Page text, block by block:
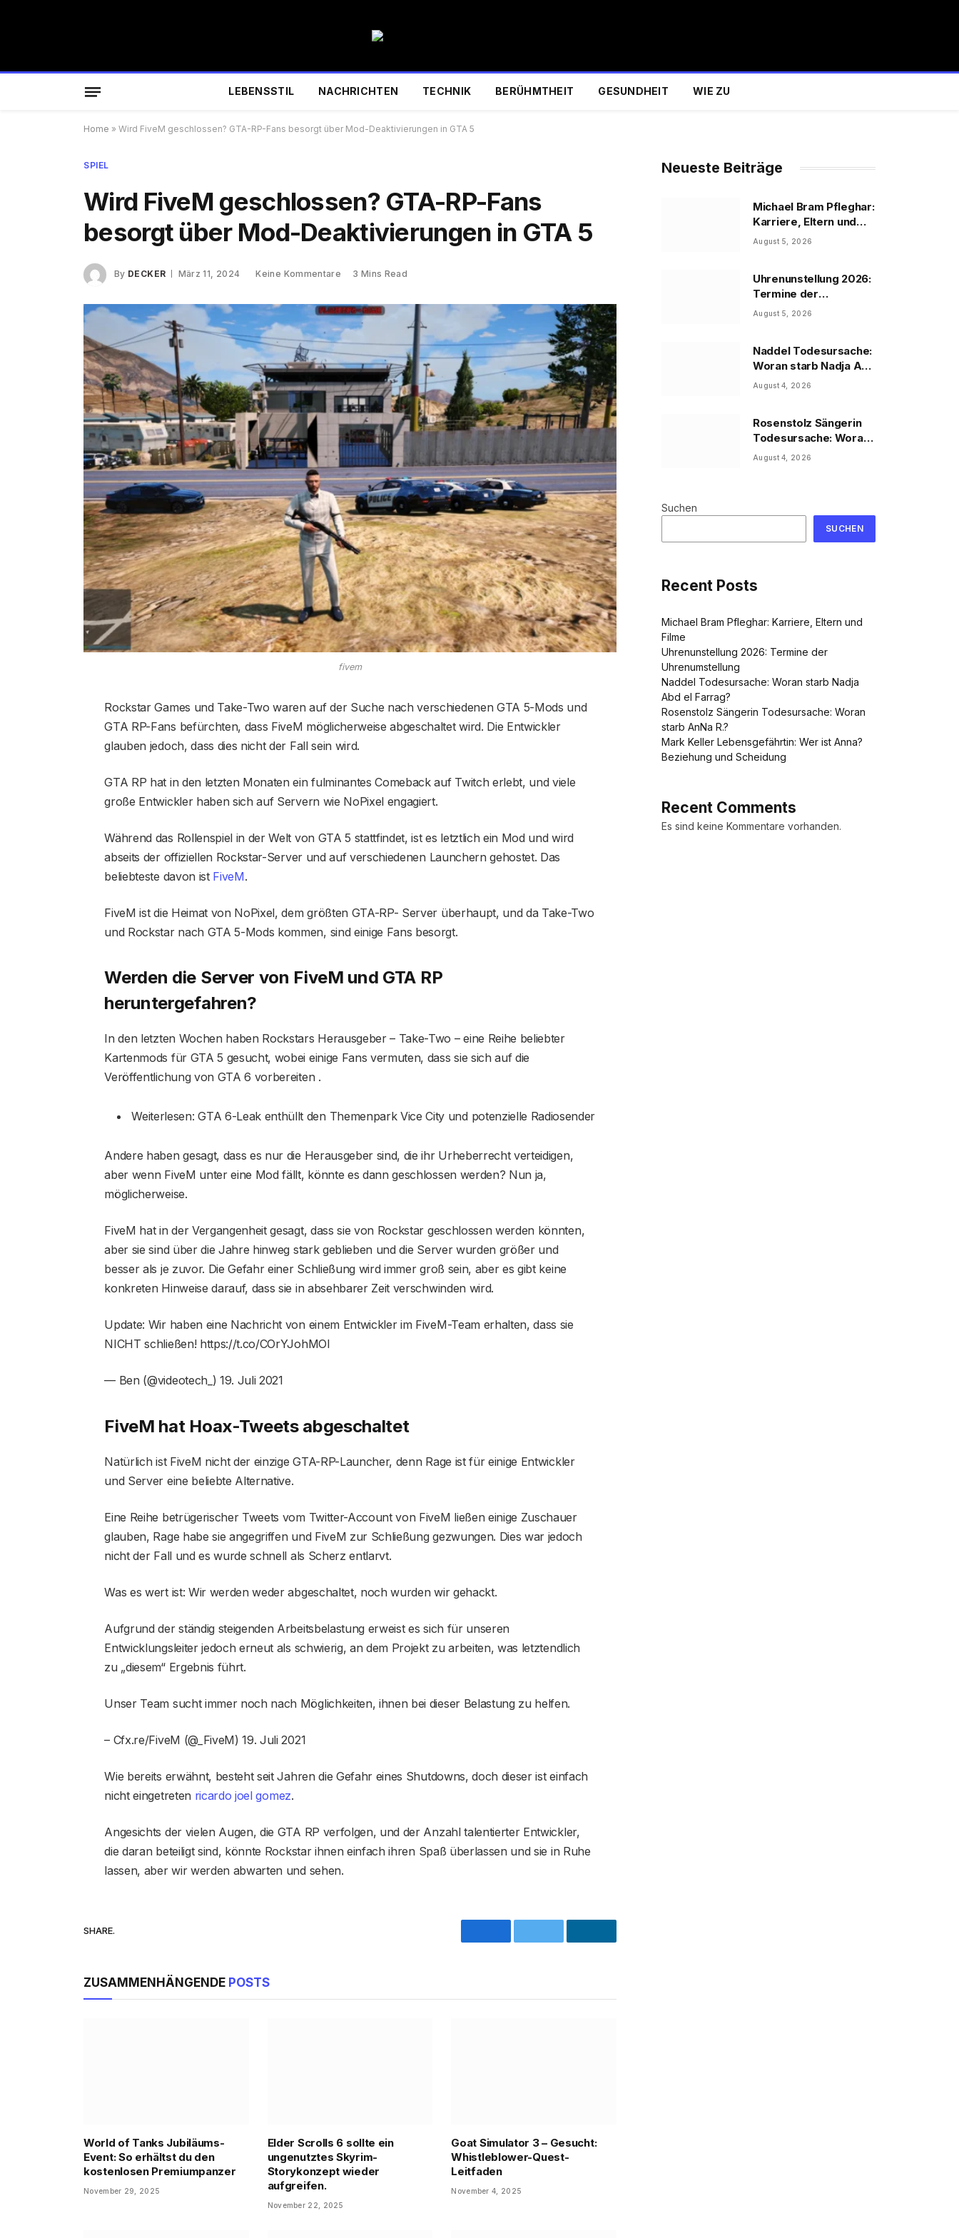
LEBENSSTIL NACHRICHTEN TECHNIK BERÜHMTHEIT GESUNDHEIT WIE ZU
Home » Wird FiveM geschlossen? GTA-RP-Fans besorgt über Mod-Deaktivierungen in GTA 5
SPIEL
Wird FiveM geschlossen? GTA-RP-Fans
besorgt über Mod-Deaktivierungen in GTA 5
By DECKER März 11, 2024 Keine Kommentare 3 Mins Read
fivem
Rockstar Games und Take-Two waren auf der Suche nach verschiedenen GTA 5-Mods und
GTA RP-Fans befürchten, dass FiveM möglicherweise abgeschaltet wird. Die Entwickler
glauben jedoch, dass dies nicht der Fall sein wird.
GTA RP hat in den letzten Monaten ein fulminantes Comeback auf Twitch erlebt, und viele
große Entwickler haben sich auf Servern wie NoPixel engagiert.
Während das Rollenspiel in der Welt von GTA 5 stattfindet, ist es letztlich ein Mod und wird
abseits der offiziellen Rockstar-Server und auf verschiedenen Launchern gehostet. Das
beliebteste davon ist FiveM.
FiveM ist die Heimat von NoPixel, dem größten GTA-RP- Server überhaupt, und da Take-Two
und Rockstar nach GTA 5-Mods kommen, sind einige Fans besorgt.
Werden die Server von FiveM und GTA RP
heruntergefahren?
In den letzten Wochen haben Rockstars Herausgeber – Take-Two – eine Reihe beliebter
Kartenmods für GTA 5 gesucht, wobei einige Fans vermuten, dass sie sich auf die
Veröffentlichung von GTA 6 vorbereiten .
Weiterlesen: GTA 6-Leak enthüllt den Themenpark Vice City und potenzielle Radiosender
Andere haben gesagt, dass es nur die Herausgeber sind, die ihr Urheberrecht verteidigen,
aber wenn FiveM unter eine Mod fällt, könnte es dann geschlossen werden? Nun ja,
möglicherweise.
FiveM hat in der Vergangenheit gesagt, dass sie von Rockstar geschlossen werden könnten,
aber sie sind über die Jahre hinweg stark geblieben und die Server wurden größer und
besser als je zuvor. Die Gefahr einer Schließung wird immer groß sein, aber es gibt keine
konkreten Hinweise darauf, dass sie in absehbarer Zeit verschwinden wird.
Update: Wir haben eine Nachricht von einem Entwickler im FiveM-Team erhalten, dass sie
NICHT schließen! https://t.co/COrYJohMOI
— Ben (@videotech_) 19. Juli 2021
FiveM hat Hoax-Tweets abgeschaltet
Natürlich ist FiveM nicht der einzige GTA-RP-Launcher, denn Rage ist für einige Entwickler
und Server eine beliebte Alternative.
Eine Reihe betrügerischer Tweets vom Twitter-Account von FiveM ließen einige Zuschauer
glauben, Rage habe sie angegriffen und FiveM zur Schließung gezwungen. Dies war jedoch
nicht der Fall und es wurde schnell als Scherz entlarvt.
Was es wert ist: Wir werden weder abgeschaltet, noch wurden wir gehackt.
Aufgrund der ständig steigenden Arbeitsbelastung erweist es sich für unseren
Entwicklungsleiter jedoch erneut als schwierig, an dem Projekt zu arbeiten, was letztendlich
zu „diesem“ Ergebnis führt.
Unser Team sucht immer noch nach Möglichkeiten, ihnen bei dieser Belastung zu helfen.
– Cfx.re/FiveM (@_FiveM) 19. Juli 2021
Wie bereits erwähnt, besteht seit Jahren die Gefahr eines Shutdowns, doch dieser ist einfach
nicht eingetreten ricardo joel gomez.
Angesichts der vielen Augen, die GTA RP verfolgen, und der Anzahl talentierter Entwickler,
die daran beteiligt sind, könnte Rockstar ihnen einfach ihren Spaß überlassen und sie in Ruhe
lassen, aber wir werden abwarten und sehen.
SHARE.
FacebookTwitter LinkedIn
ZUSAMMENHÄNGENDE POSTS
World of Tanks Jubiläums-
Event: So erhältst du den
kostenlosen Premiumpanzer
November 29, 2025
Elder Scrolls 6 sollte ein
ungenutztes Skyrim-
Storykonzept wieder
aufgreifen.
November 22, 2025
Goat Simulator 3 – Gesucht:
Whistleblower-Quest-
Leitfaden
November 4, 2025
Neueste Beiträge
Michael Bram Pfleghar:
Karriere, Eltern und
Filme
August 5, 2026
Uhrenunstellung 2026:
Termine der
Uhrenumstellung
August 5, 2026
Naddel Todesursache:
Woran starb Nadja Abd
el Farrag?
August 4, 2026
Rosenstolz Sängerin
Todesursache: Woran
starb AnNa R.?
August 4, 2026
Suchen
SUCHEN
Recent Posts
Michael Bram Pfleghar: Karriere, Eltern und
Filme
Uhrenunstellung 2026: Termine der
Uhrenumstellung
Naddel Todesursache: Woran starb Nadja
Abd el Farrag?
Rosenstolz Sängerin Todesursache: Woran
starb AnNa R.?
Mark Keller Lebensgefährtin: Wer ist Anna?
Beziehung und Scheidung
Recent Comments
Es sind keine Kommentare vorhanden.